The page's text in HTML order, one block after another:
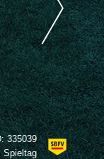
335039
Spieltag